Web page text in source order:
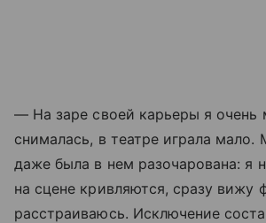
— На заре своей карьеры я очень
снималась, в театре играла мало.
даже была в нем разочарована: я
на сцене кривляются, сразу вижу
расстраиваюсь. Исключение